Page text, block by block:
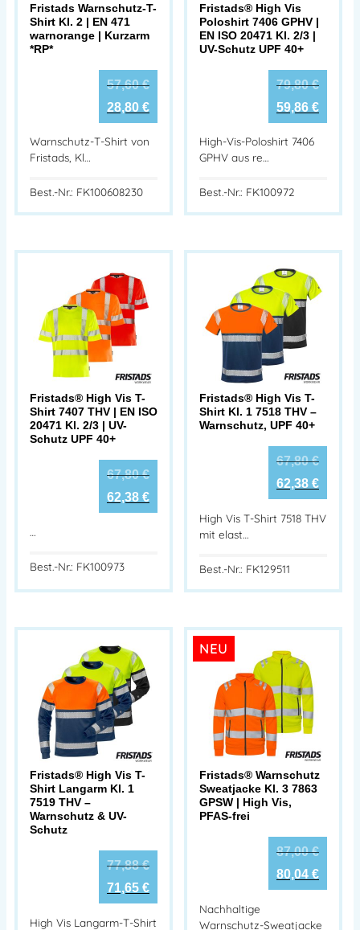
Fristads Warnschutz-T-
Shirt Kl. 2 | EN 471
warnorange | Kurzarm
*RP*
57,60€
28,80 €
Warnschutz-T-Shirt von
Fristads, Kl…
Best.-Nr.: FK100608230
Fristads® High Vis
Poloshirt 7406 GPHV |
EN ISO 20471 Kl. 2/3 |
UV-Schutz UPF 40+
79,80€
59,86 €
High-Vis-Poloshirt 7406
GPHV aus re…
Best.-Nr.: FK100972
Fristads® High Vis T-
Shirt 7407 THV | EN ISO
20471 Kl. 2/3 | UV-
Schutz UPF 40+
67,80€
62,38 €
…
Best.-Nr.: FK100973
Fristads® High Vis T-
Shirt Kl. 1 7518 THV –
Warnschutz, UPF 40+
67,80€
62,38 €
High Vis T-Shirt 7518 THV
mit elast…
Best.-Nr.: FK129511
Fristads® High Vis T-
Shirt Langarm Kl. 1
7519 THV –
Warnschutz & UV-
Schutz
77,88€
71,65 €
High Vis Langarm-T-Shirt
NEU
Fristads® Warnschutz
Sweatjacke Kl. 3 7863
GPSW | High Vis,
PFAS-frei
87,00€
80,04 €
Nachhaltige
Warnschutz-Sweatjacke